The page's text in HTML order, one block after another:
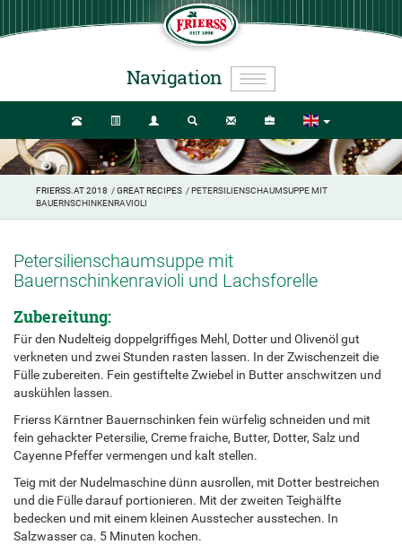
Navigation
FRIERSS.AT 2018 /GREAT RECIPES / PETERSILIENSCHAUMSUPPE MIT
BAUERNSCHINKENRAVIOLI
Petersilienschaumsuppe mit
Bauernschinkenravioli und Lachsforelle
Zubereitung:
Für den Nudelteig doppelgriffiges Mehl, Dotter und Olivenöl gut
verkneten und zwei Stunden rasten lassen. In der Zwischenzeit die
Fülle zubereiten. Fein gestiftelte Zwiebel in Butter anschwitzen und
auskühlen lassen.
Frierss Kärntner Bauernschinken fein würfelig schneiden und mit
fein gehackter Petersilie, Creme fraiche, Butter, Dotter, Salz und
Cayenne Pfeffer vermengen und kalt stellen.
Teig mit der Nudelmaschine dünn ausrollen, mit Dotter bestreichen
und die Fülle darauf portionieren. Mit der zweiten Teighälfte
bedecken und mit einem kleinen Ausstecher ausstechen. In
Salzwasser ca. 5 Minuten kochen.